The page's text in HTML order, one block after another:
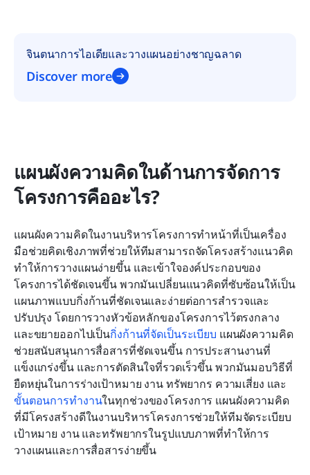
จินตนาการไอเดียและวางแผนอย่างชาญฉลาด
Discover more
แผนผังความคิดในด้านการจัดการ
โครงการคืออะไร?
แผนผังความคิดในงานบริหารโครงการทำหน้าที่เป็นเครื่อง
มือช่วยคิดเชิงภาพที่ช่วยให้ทีมสามารถจัดโครงสร้างแนวคิด
ทำให้การวางแผนง่ายขึ้น และเข้าใจองค์ประกอบของ
โครงการได้ชัดเจนขึ้น พวกมันเปลี่ยนแนวคิดที่ซับซ้อนให้เป็น
แผนภาพแบบกิ่งก้านที่ชัดเจนและง่ายต่อการสำรวจและ
ปรับปรุง โดยการวางหัวข้อหลักของโครงการไว้ตรงกลาง
และขยายออกไปเป็นกิ่งก้านที่จัดเป็นระเบียบ แผนผังความคิด
ช่วยสนับสนุนการสื่อสารที่ชัดเจนขึ้น การประสานงานที่
แข็งแกร่งขึ้น และการตัดสินใจที่รวดเร็วขึ้น พวกมันมอบวิธีที่
ยืดหยุ่นในการร่างเป้าหมาย งาน ทรัพยากร ความเสี่ยง และ
ขั้นตอนการทำงานในทุกช่วงของโครงการ แผนผังความคิด
ที่มีโครงสร้างดีในงานบริหารโครงการช่วยให้ทีมจัดระเบียบ
เป้าหมาย งาน และทรัพยากรในรูปแบบภาพที่ทำให้การ
วางแผนและการสื่อสารง่ายขึ้น